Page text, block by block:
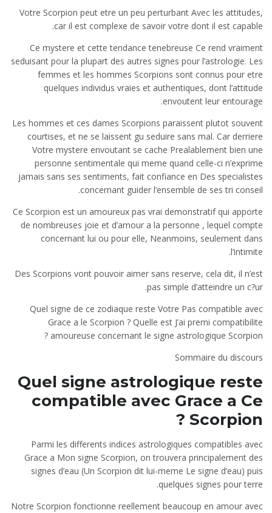
Votre Scorpion peut etre un peu perturbant Avec les attitudes,
car il est complexe de savoir votre dont il est capable.
Ce mystere et cette tendance tenebreuse Ce rend vraiment
seduisant pour la plupart des autres signes pour l’astrologie. Les
femmes et les hommes Scorpions sont connus pour etre
quelques individus vraies et authentiques, dont l’attitude
envoutent leur entourage.
Les hommes et ces dames Scorpions paraissent plutot souvent
courtises, et ne se laissent gu seduire sans mal. Car derriere
Votre mystere envoutant se cache Prealablement bien une
personne sentimentale qui meme quand celle-ci n’exprime
jamais sans ses sentiments, fait confiance en Des specialistes
concernant guider l’ensemble de ses tri conseil.
Ce Scorpion est un amoureux pas vrai demonstratif qui apporte
de nombreuses joie et d’amour a la personne , lequel compte
concernant lui ou pour elle, Neanmoins, seulement dans
l’intimite.
Des Scorpions vont pouvoir aimer sans reserve, cela dit, il n’est
pas simple d’atteindre un c?ur.
Quel signe de ce zodiaque reste Votre Pas compatible avec
Grace a le Scorpion ? Quelle est J’ai premi compatibilite
amoureuse concernant le signe astrologique Scorpion ?
Sommaire du discours
Quel signe astrologique reste
compatible avec Grace a Ce
Scorpion ?
Parmi les differents indices astrologiques compatibles avec
Grace a Mon signe Scorpion, on trouvera principalement des
signes d’eau (Un Scorpion dit lui-meme Le signe d’eau) puis
quelques signes pour terre.
Notre Scorpion fonctionne reellement beaucoup en amour avec